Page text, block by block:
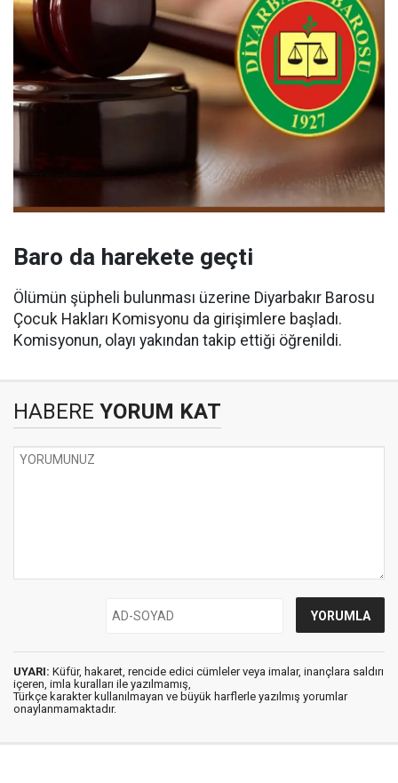
Baro da harekete geçti
Ölümün şüpheli bulunması üzerine Diyarbakır Barosu
Çocuk Hakları Komisyonu da girişimlere başladı.
Komisyonun, olayı yakından takip ettiği öğrenildi.
HABERE YORUM KAT
UYARI: Küfür, hakaret, rencide edici cümleler veya imalar, inançlara saldırı
içeren, imla kuralları ile yazılmamış,
Türkçe karakter kullanılmayan ve büyük harflerle yazılmış yorumlar
onaylanmamaktadır.